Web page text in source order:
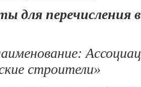
для перечисления
строители»